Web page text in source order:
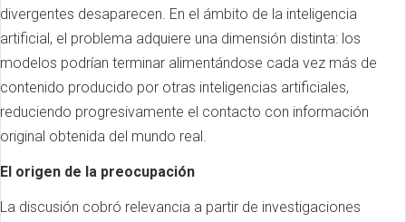
divergentes desaparecen. En el ámbito de la inteligencia
artificial, el problema adquiere una dimensión distinta: los
modelos podrían terminar alimentándose cada vez más de
contenido producido por otras inteligencias artificiales,
reduciendo progresivamente el contacto con información
original obtenida del mundo real.
El origen de la preocupación
La discusión cobró relevancia a partir de investigaciones